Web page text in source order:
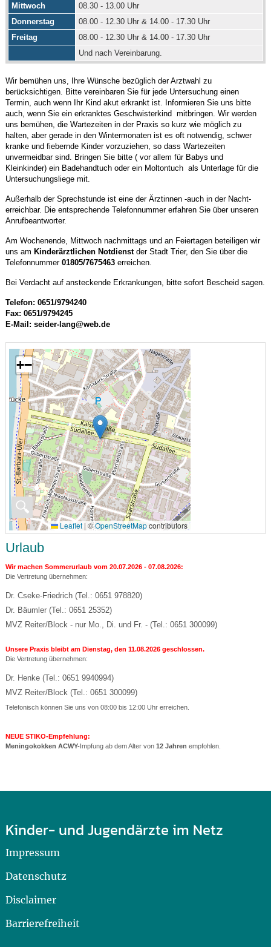
Mittwoch
08.30 - 13.00 Uhr
Donnerstag
08.00 - 12.30 Uhr & 14.00 - 17.30 Uhr
Freitag
08.00 - 12.30 Uhr & 14.00 - 17.30 Uhr
Und nach Vereinbarung.
Wir bemühen uns, Ihre Wünsche bezüglich der Arztwahl zu
berücksichtigen. Bitte vereinbaren Sie für jede Untersuchung einen
Termin, auch wenn Ihr Kind akut erkrankt ist. Informieren Sie uns bitte
auch, wenn Sie ein erkranktes Geschwisterkind mitbringen. Wir werden
uns bemühen, die Wartezeiten in der Praxis so kurz wie möglich zu
halten, aber gerade in den Wintermonaten ist es oft notwendig, schwer
kranke und fiebernde Kinder vorzuziehen, so dass Wartezeiten
unvermeidbar sind. Bringen Sie bitte ( vor allem für Babys und
Kleinkinder) ein Badehandtuch oder ein Moltontuch als Unterlage für die
Untersuchungsliege mit.
Außerhalb der Sprechstunde ist eine der Ärztinnen -auch in der Nacht-
erreichbar. Die entsprechende Telefonnummer erfahren Sie über unseren
Anrufbeantworter.
Am Wochenende, Mittwoch nachmittags und an Feiertagen beteiligen wir
uns am Kinderärztlichen Notdienstder Stadt Trier, den Sie über die
Telefonnummer 01805/7675463erreichen.
Bei Verdacht auf ansteckende Erkrankungen, bitte sofort Bescheid sagen.
Telefon: 0651/9794240
Fax: 0651/9794245
E-Mail: seider-lang@web.de
🔍
+−
Leaflet | ©OpenStreetMapcontributors
Urlaub
Wir machen Sommerurlaub vom20.07.2026 - 07.08.2026:
Die Vertretung übernehmen:
Dr. Cseke-Friedrich (Tel.: 0651 978820)
Dr. Bäumler (Tel.: 0651 25352)
MVZ Reiter/Block - nur Mo., Di. und Fr. - (Tel.: 0651 300099)
Unsere Praxis bleibt am Dienstag, den 11.08.2026 geschlossen.
Die Vertretung übernehmen:
Dr. Henke (Tel.: 0651 9940994)
MVZ Reiter/Block (Tel.: 0651 300099)
Telefonisch können Sie uns von 08:00 bis 12:00 Uhr erreichen.
NEUE STIKO-Empfehlung:
Meningokokken ACWY-Impfung ab dem Alter von 12 Jahren empfohlen.
Kinder- und Jugendärzte im Netz
Impressum
Datenschutz
Disclaimer
Barrierefreiheit